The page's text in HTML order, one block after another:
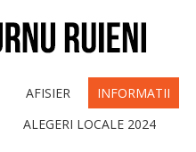
AFISIER INFORMATII
ALEGERI LOCALE 2024